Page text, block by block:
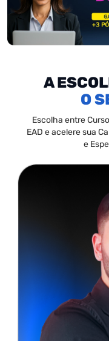
A
Escolha entre
EAD e acelere sua
e